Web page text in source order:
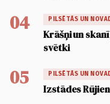
04 PILSĒTĀS UN
Krāšņi un
svētki
05 PILSĒTĀS UN
Izstādes